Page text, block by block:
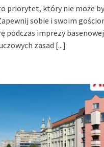
priorytet, który nie może
sobie i swoim
podczas imprezy
zasad [...]